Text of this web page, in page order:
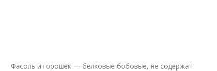
Фасоль и горошек — белковые бобовые, не содержат